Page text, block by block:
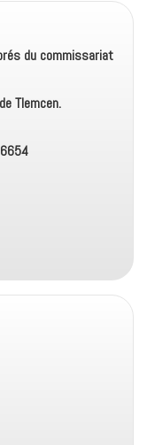
du commissariat
Tlemcen.